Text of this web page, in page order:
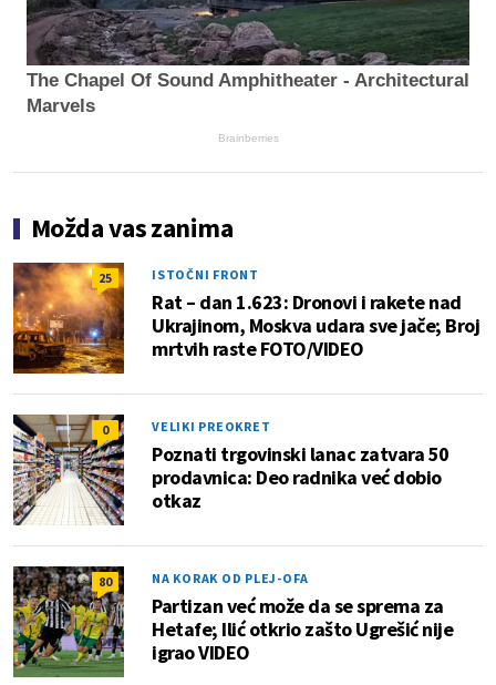
The Chapel Of Sound Amphitheater - Architectural
Marvels
Brainberries
Možda vas zanima
25 ISTOČNI FRONT
Rat – dan 1.623: Dronovi i rakete nad
Ukrajinom, Moskva udara sve jače; Broj
mrtvih raste FOTO/VIDEO
0 VELIKI PREOKRET
Poznati trgovinski lanac zatvara 50
prodavnica: Deo radnika već dobio
otkaz
80 NA KORAK OD PLEJ-OFA
Partizan već može da se sprema za
Hetafe; Ilić otkrio zašto Ugrešić nije
igrao VIDEO